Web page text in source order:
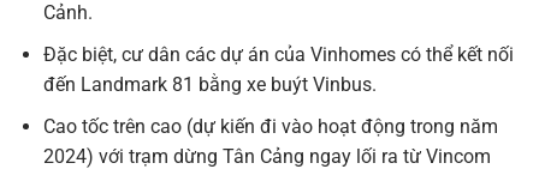
Cảnh.
Đặc biệt, cư dân các dự án của Vinhomes có thể kết nối
đến Landmark 81 bằng xe buýt Vinbus.
Cao tốc trên cao (dự kiến đi vào hoạt động trong năm
2024) với trạm dừng Tân Cảng ngay lối ra từ Vincom